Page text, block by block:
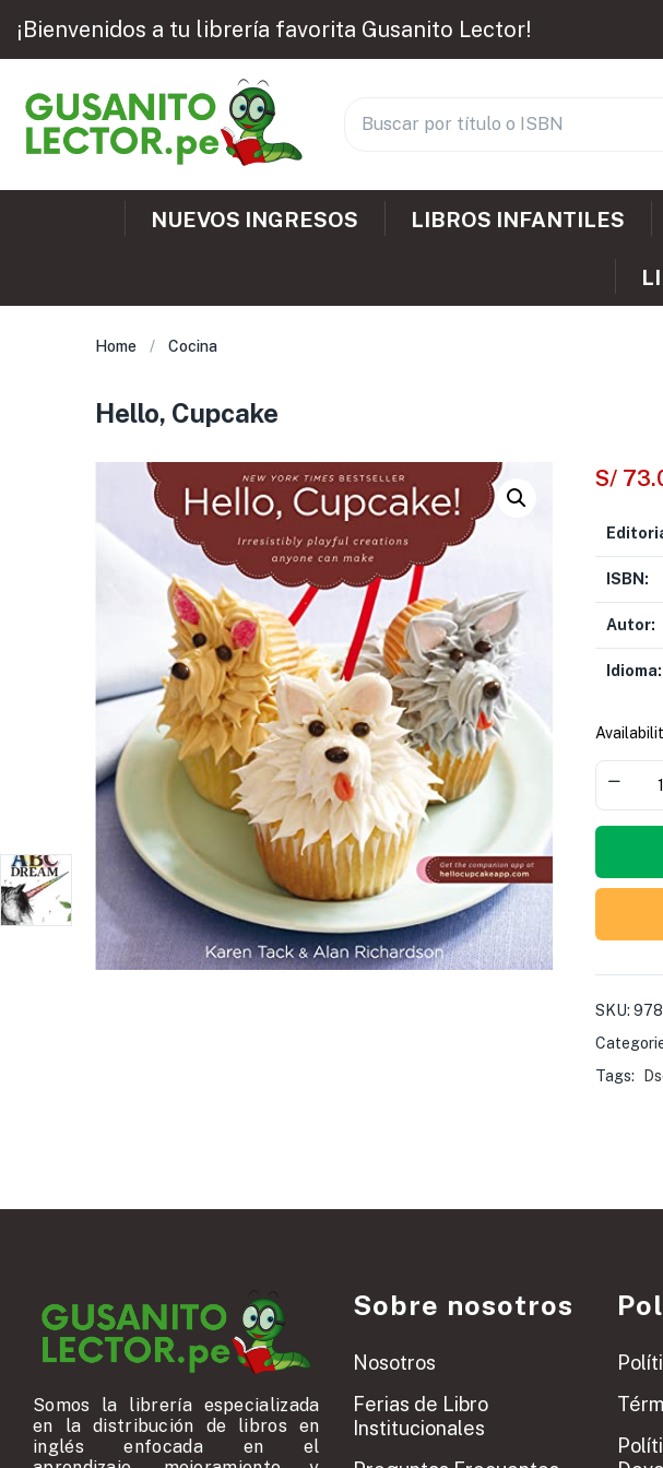
¡Bienvenidos a tu librería favorita Gusanito Lector!
NUEVOS INGRESOS LIBROS INFANTILES
Home Cocina
Hello, Cupcake
S/
ISBN:
Autor:
Idioma:
SKU:
Tags:
Somos la librería especializada
en la distribución de libros en
inglés enfocada en el
Sobre nosotros
Nosotros
Ferias de Libro
Institucionales